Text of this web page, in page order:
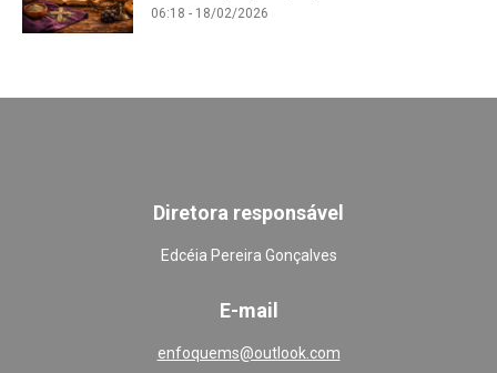
06:18 - 18/02/2026
Diretora responsável
Edcéia Pereira Gonçalves
E-mail
enfoquems@outlook.com